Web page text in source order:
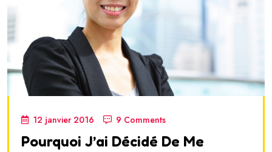
12 janvier 2016 9 Comments
Pourquoi J’ai Décidé De Me